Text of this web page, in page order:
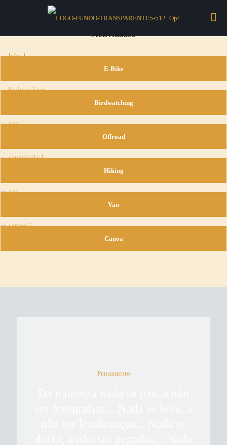
Actividades
E-Bike
Birdwatching
Offroad
Hiking
Van
Canoa
Pensamento